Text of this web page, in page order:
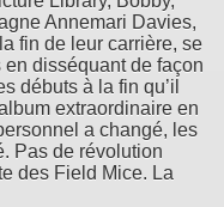
Annemari Davies,
fin de leur carrière, se
disséquant de façon
débuts à la fin qu’il
extraordinaire en
a changé, les
Pas de révolution
des Field Mice. La